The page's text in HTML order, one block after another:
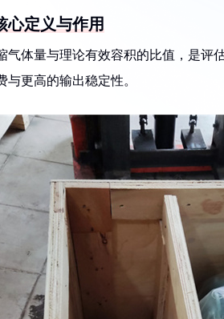
心定义与作用
气体量与理论有效容积的比值，是评
更高的输出稳定性。